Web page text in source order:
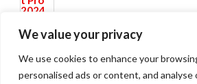
We value your privacy
We use cookies to enhance your
personalised ads or content, and analyse
39,80 €34,90 €.